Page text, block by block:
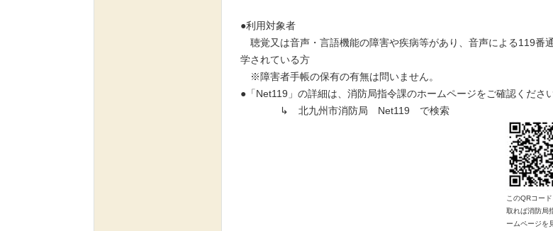
●利用対象者
聴覚又は音声・言語機能の障害や疾病等があり、音声による119番
学されている方
※障害者手帳の保有の有無は問いません。
●「Net119」の詳細は、消防局指令課のホームページをご確認ください
↳ 北九州市消防局 Net119 で検索
このQRコー
取れば消防局
ームページを